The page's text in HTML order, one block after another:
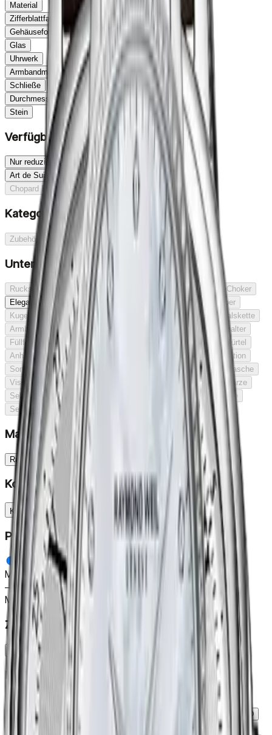
Material
Zifferblattfarbe
Gehäuseform
Glas
Uhrwerk
Armbandmaterial
Schließe
Durchmesser
Stein
Verfügbarkeit
Nur reduzierte Produkte
Art de Suisse I
Art de Suisse II
Art de Suisse III
Chopard Boutique
Auf Bestellung
Kategorie
Zubehör Uhren Schmuck
Unterkategorie
Rucksack Block Brosche Reisezubehör
Choker
Elegant
Fineliner Kosmetiktasche Koffer
Kugelschreiber
Kugelschreiber
Limitierte Auflage Manschettenknöpfe
Halskette
Armband
Ohrringe Gürtel
Füllfederhalter
Füllfederhalter
Taucheruhr Schreibgeräte
Gürtel
Anhänger
Roller Set Ehering
Sonderedition
Sonderedition
Krawattennadel Sportlich
Tasche
Visitenkartenetui
Seltene Harze Seltene Harze
Seltene Harze
Seltene Harze
Seltene Harze
Seltene Harze
Seltene Harze
Marke
Raymond Weil
Kollektion
Kollektion
Preis
Minimum
—
Maximum
Zielgruppe
Damen
Material
Breilight Weißgold 18K (750/1000)
Ebenholz
Keramik
PVD
PVD Titan
Samt